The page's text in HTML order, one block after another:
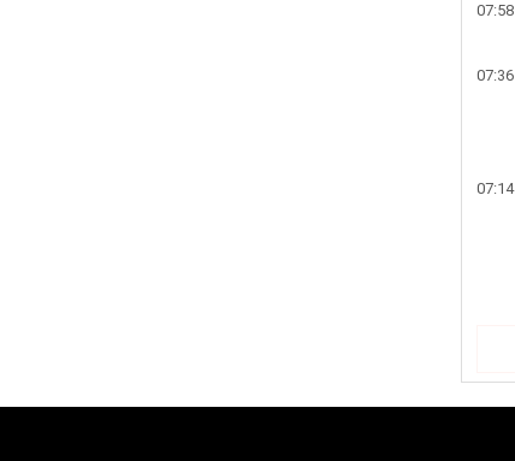
07:58
07:36
07:14